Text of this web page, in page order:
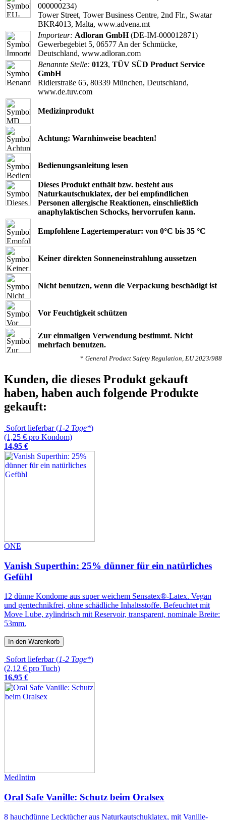
000000234)
Tower Street, Tower Business Centre, 2nd Flr., Swatar
BKR4013, Malta, www.advena.mt
Importeur: Adloran GmbH(DE-IM-000012871)
Gewerbegebiet 5, 06577 An der Schmücke,
Deutschland, www.adloran.com
Benannte Stelle: 0123, TÜV SÜD Product Service
GmbH
Ridlerstraße 65, 80339 München, Deutschland,
www.de.tuv.com
Medizinprodukt
Achtung: Warnhinweise beachten!
Bedienungsanleitung lesen
Dieses Produkt enthält bzw. besteht aus
Naturkautschuklatex, der bei empﬁndlichen
Personen allergische Reaktionen, einschließlich
anaphylaktischen Schocks, hervorrufen kann.
Empfohlene Lagertemperatur: von 0°C bis 35 °C
Keiner direkten Sonneneinstrahlung aussetzen
Nicht benutzen, wenn die Verpackung beschädigt ist
Vor Feuchtigkeit schützen
Zur einmaligen Verwendung bestimmt. Nicht
mehrfach benutzen.
* General Product Safety Regulation, EU 2023/988
Kunden, die dieses Produkt gekauft
haben, haben auch folgende Produkte
gekauft:
Sofort lieferbar (1-2 Tage*)
(1,25 € pro Kondom)
14,95 €
ONE
Vanish Superthin: 25% dünner für ein natürliches
Gefühl
12 dünne Kondome aus super weichem Sensatex®-Latex. Vegan
und gentechnikfrei, ohne schädliche Inhaltsstoffe. Befeuchtet mit
Move Lube, zylindrisch mit Reservoir, transparent, nominale Breite:
53mm.
In den Warenkorb
Sofort lieferbar (1-2 Tage*)
(2,12 € pro Tuch)
16,95 €
MedIntim
Oral Safe Vanille: Schutz beim Oralsex
8 hauchdünne Lecktücher aus Naturkautschuklatex, mit Vanille-